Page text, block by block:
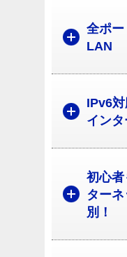
全ポ
LAN
IPv6
インタ
初心
ター
別！